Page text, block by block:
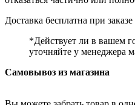
Доставка бесплатна при
*Действует ли в вашем
уточняйте у менеджера
Самовывоз из магазина